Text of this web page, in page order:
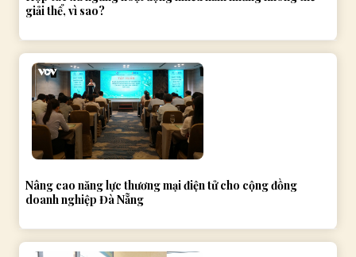
giải thể, vì sao?
Nâng cao năng lực thương mại điện tử cho cộng đồng
doanh nghiệp Đà Nẵng